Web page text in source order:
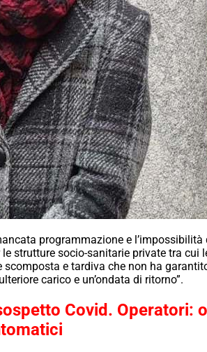
programmazione e
strutture socio-sanitarie private tra cui
scomposta e tardiva che non ha
carico e un’ondata di ritorno”.
Covid. Operatori: